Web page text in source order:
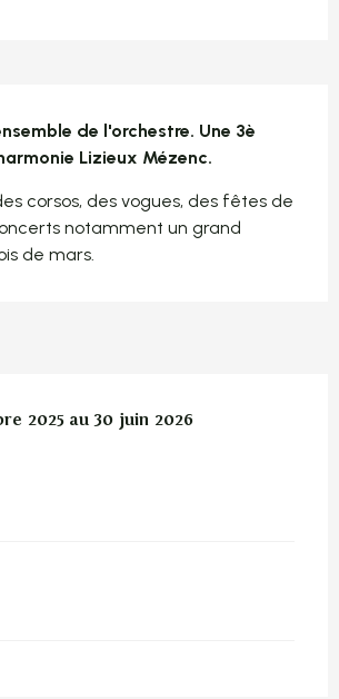
de l'orchestre. Une 3è
Lizieux Mézenc.
corsos, des vogues, des fêtes de
notamment un grand
de mars.
2025 au 30 juin 2026
2025 au 30 juin 2026